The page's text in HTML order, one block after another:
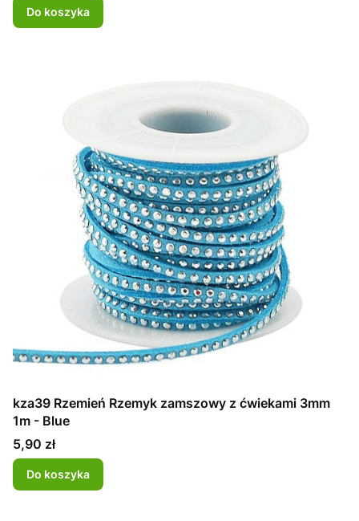
Do koszyka
kza39 Rzemień Rzemyk zamszowy z ćwiekami 3mm
1m - Blue
Cena
5,90 zł
Do koszyka